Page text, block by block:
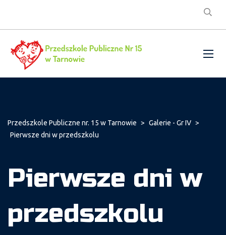
Przedszkole Publiczne nr. 15 w Tarnowie > Galerie - Gr IV >
Pierwsze dni w przedszkolu
Pierwsze dni w
przedszkolu